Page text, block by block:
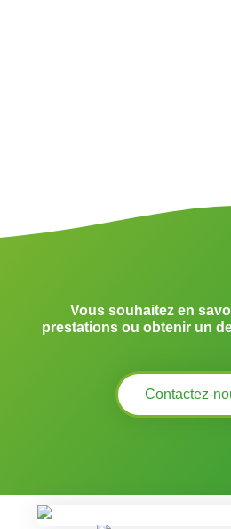
Vous souhaitez en
prestations ou obtenir un
Contactez-